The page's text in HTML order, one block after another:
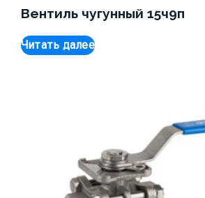
Вентиль чугунный 15ч9п
Читать далее